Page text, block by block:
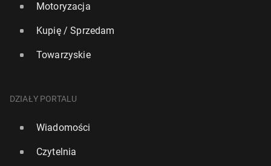
Motoryzacja
Kupię / Sprzedam
Towarzyskie
DZIAŁY PORTALU
Wiadomości
Czytelnia